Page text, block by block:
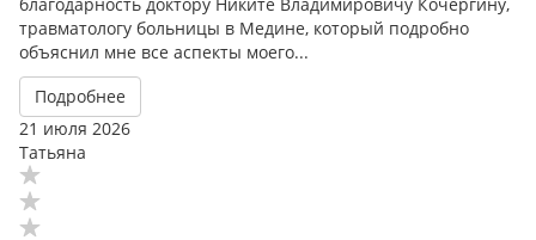
травматологу больницы в Медине, который подробно
объяснил мне все аспекты моего...
Подробнее
21 июля 2026
Татьяна